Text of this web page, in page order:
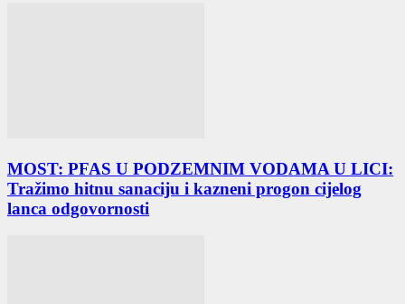
MOST: PFAS U PODZEMNIM VODAMA U LICI:
Tražimo hitnu sanaciju i kazneni progon cijelog
lanca odgovornosti